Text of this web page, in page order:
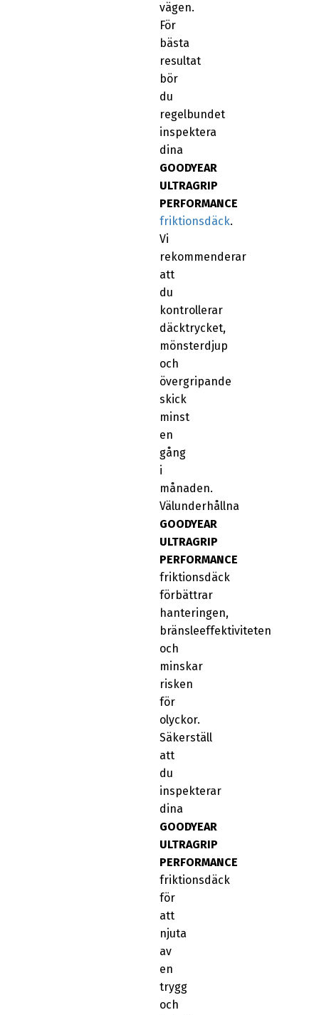
vägen.
För
bästa
resultat
bör
du
regelbundet
inspektera
dina
GOODYEAR
ULTRAGRIP
PERFORMANCE
friktionsdäck.
Vi
rekommenderar
att
du
kontrollerar
däcktrycket,
mönsterdjup
och
övergripande
skick
minst
en
gång
i
månaden.
Välunderhållna
GOODYEAR
ULTRAGRIP
PERFORMANCE
friktionsdäck
förbättrar
hanteringen,
bränsleeffektiviteten
och
minskar
risken
för
olyckor.
Säkerställ
att
du
inspekterar
dina
GOODYEAR
ULTRAGRIP
PERFORMANCE
friktionsdäck
för
att
njuta
av
en
trygg
och